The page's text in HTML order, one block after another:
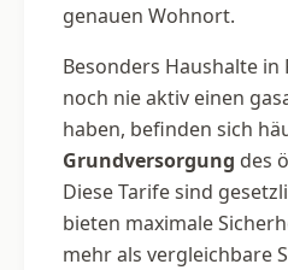
genauen Wohnort.
Besonders Haushalte
noch nie aktiv einen
haben, befinden sich
Grundversorgung des
Diese Tarife sind
bieten maximale
mehr als vergleichbare